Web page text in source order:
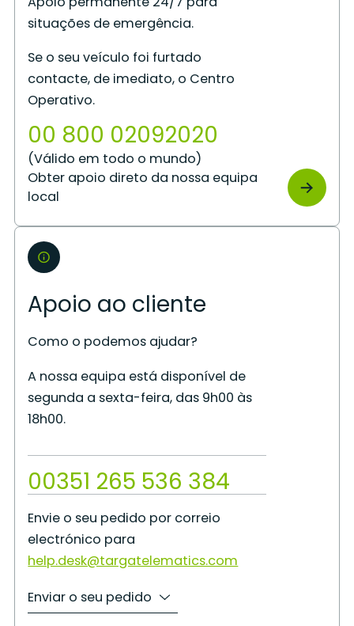
situações de emergência.
Se o seu veículo foi furtado
contacte, de imediato, o Centro
Operativo.
00 800 02092020
(Válido em todo o mundo)
Obter apoio direto da nossa equipa
local
Apoio ao cliente
Como o podemos ajudar?
A nossa equipa está disponível de
segunda a sexta-feira, das 9h00 às
18h00.
00351 265 536 384
Envie o seu pedido por correio
electrónico para
help.desk@targatelematics.com
Enviar o seu pedido